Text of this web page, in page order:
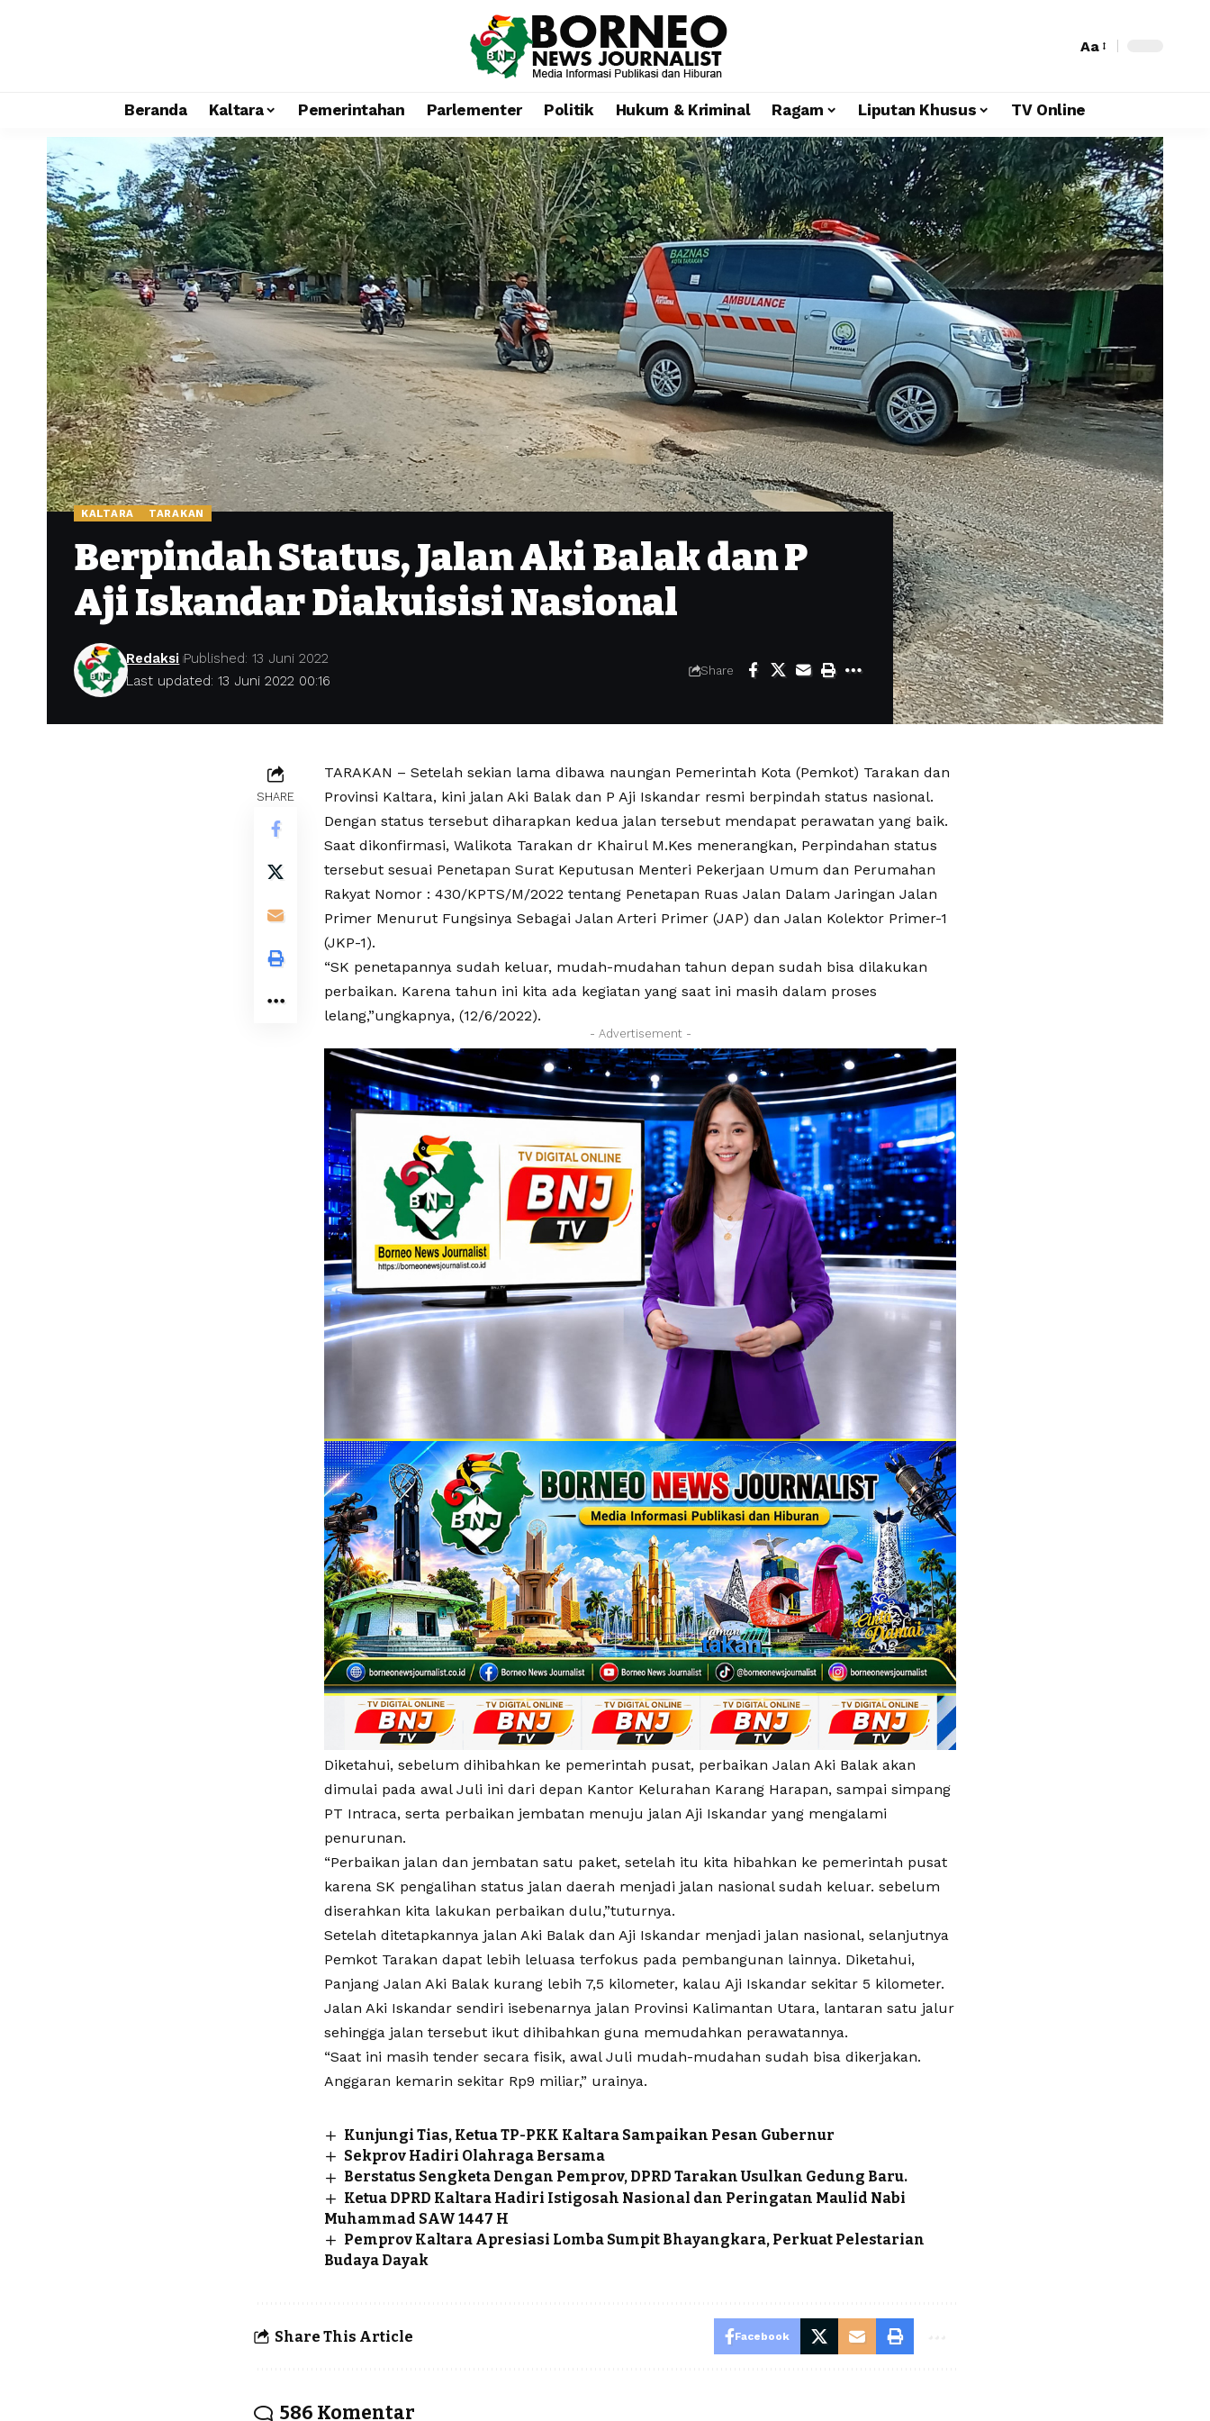
Aa
Beranda Kaltara Pemerintahan Parlementer Politik Hukum & Kriminal Ragam Liputan Khusus TV Online
KALTARA TARAKAN
Berpindah Status, Jalan Aki Balak dan P
Aji Iskandar Diakuisisi Nasional
Last updated: 13 Juni 2022 00:16
Redaksi Published: 13 Juni 2022
Share
SHARE
TARAKAN – Setelah sekian lama dibawa naungan Pemerintah Kota (Pemkot) Tarakan dan
Provinsi Kaltara, kini jalan Aki Balak dan P Aji Iskandar resmi berpindah status nasional.
Dengan status tersebut diharapkan kedua jalan tersebut mendapat perawatan yang baik.
Saat dikonfirmasi, Walikota Tarakan dr Khairul M.Kes menerangkan, Perpindahan status
tersebut sesuai Penetapan Surat Keputusan Menteri Pekerjaan Umum dan Perumahan
Rakyat Nomor : 430/KPTS/M/2022 tentang Penetapan Ruas Jalan Dalam Jaringan Jalan
Primer Menurut Fungsinya Sebagai Jalan Arteri Primer (JAP) dan Jalan Kolektor Primer-1
(JKP-1).
“SK penetapannya sudah keluar, mudah-mudahan tahun depan sudah bisa dilakukan
perbaikan. Karena tahun ini kita ada kegiatan yang saat ini masih dalam proses
lelang,”ungkapnya, (12/6/2022).
- Advertisement -
Diketahui, sebelum dihibahkan ke pemerintah pusat, perbaikan Jalan Aki Balak akan
dimulai pada awal Juli ini dari depan Kantor Kelurahan Karang Harapan, sampai simpang
PT Intraca, serta perbaikan jembatan menuju jalan Aji Iskandar yang mengalami
penurunan.
“Perbaikan jalan dan jembatan satu paket, setelah itu kita hibahkan ke pemerintah pusat
karena SK pengalihan status jalan daerah menjadi jalan nasional sudah keluar. sebelum
diserahkan kita lakukan perbaikan dulu,”tuturnya.
Setelah ditetapkannya jalan Aki Balak dan Aji Iskandar menjadi jalan nasional, selanjutnya
Pemkot Tarakan dapat lebih leluasa terfokus pada pembangunan lainnya. Diketahui,
Panjang Jalan Aki Balak kurang lebih 7,5 kilometer, kalau Aji Iskandar sekitar 5 kilometer.
Jalan Aki Iskandar sendiri isebenarnya jalan Provinsi Kalimantan Utara, lantaran satu jalur
sehingga jalan tersebut ikut dihibahkan guna memudahkan perawatannya.
“Saat ini masih tender secara fisik, awal Juli mudah-mudahan sudah bisa dikerjakan.
Anggaran kemarin sekitar Rp9 miliar,” urainya.
Kunjungi Tias, Ketua TP-PKK Kaltara Sampaikan Pesan Gubernur
Sekprov Hadiri Olahraga Bersama
Berstatus Sengketa Dengan Pemprov, DPRD Tarakan Usulkan Gedung Baru.
Ketua DPRD Kaltara Hadiri Istigosah Nasional dan Peringatan Maulid Nabi
Muhammad SAW 1447 H
Pemprov Kaltara Apresiasi Lomba Sumpit Bhayangkara, Perkuat Pelestarian
Budaya Dayak
Share This Article Facebook
586 Komentar